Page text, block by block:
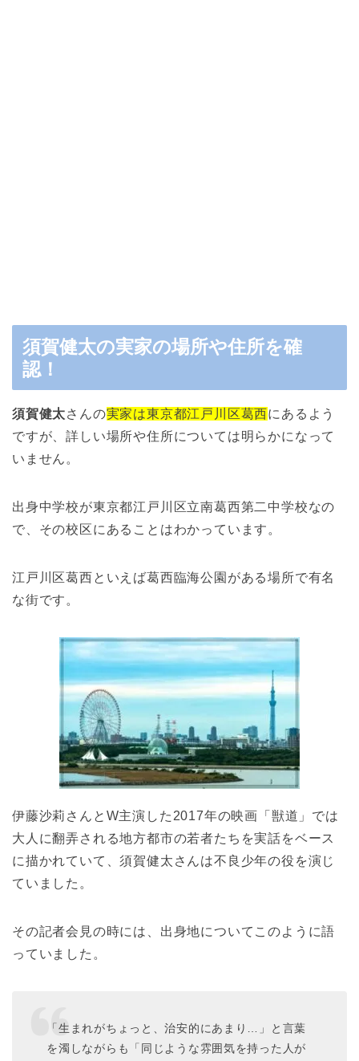
須賀健太の実家の場所や住所を確
認！
須賀健太さんの実家は東京都江戸川区葛西にあるよう
ですが、詳しい場所や住所については明らかになって
いません。
出身中学校が東京都江戸川区立南葛西第二中学校なの
で、その校区にあることはわかっています。
江戸川区葛西といえば葛西臨海公園がある場所で有名
な街です。
伊藤沙莉さんとW主演した2017年の映画「獣道」では
大人に翻弄される地方都市の若者たちを実話をベース
に描かれていて、須賀健太さんは不良少年の役を演じ
ていました。
その記者会見の時には、出身地についてこのように語
っていました。
「生まれがちょっと、治安的にあまり…」と言葉
を濁しながらも「同じような雰囲気を持った人が